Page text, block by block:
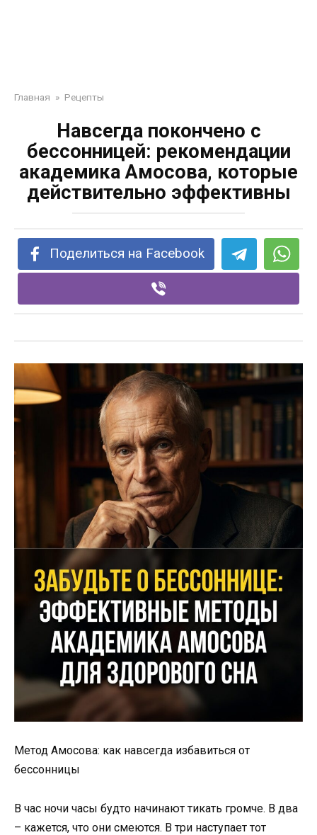
Главная » Рецепты
Навсегда покончено с
бессонницей: рекомендации
академика Амосова, которые
действительно эффективны
Поделиться на Facebook
Метод Амосова: как навсегда избавиться от
бессонницы
В час ночи часы будто начинают тикать громче. В два
– кажется, что они смеются. В три наступает тот